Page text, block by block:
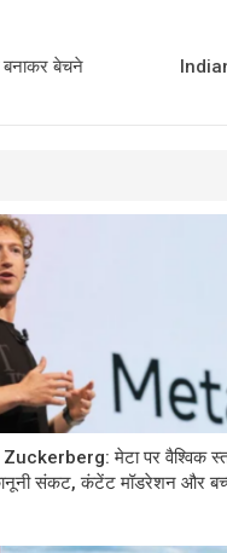
बेचने
मेटा पर वैश्विक
संकट, कंटेंट मॉडरेशन और